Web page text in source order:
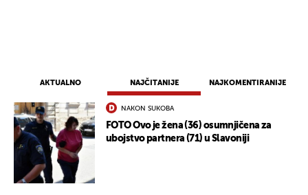
AKTUALNO NAJČITANIJE NAJKOMENTIRANIJE
NAKON SUKOBA
FOTO Ovo je žena (36) osumnjičena za
ubojstvo partnera (71) u Slavoniji